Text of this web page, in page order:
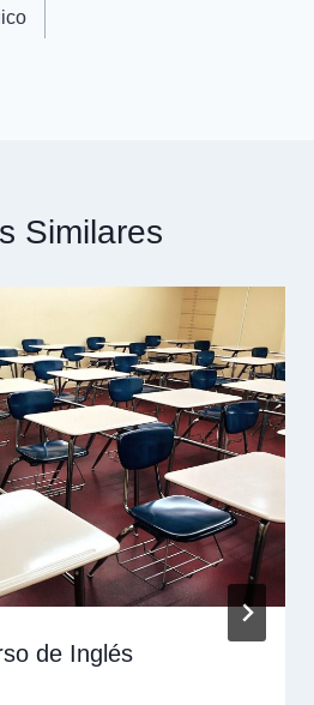
Similares
de Inglés